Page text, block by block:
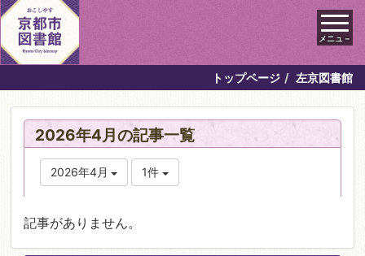
メニュ－
トップページ 左京図書館
2026年4月の記事一覧
2026年4月 1件
記事がありません。